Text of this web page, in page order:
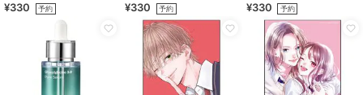
¥330 予約 ¥330 予約 ¥330 予約